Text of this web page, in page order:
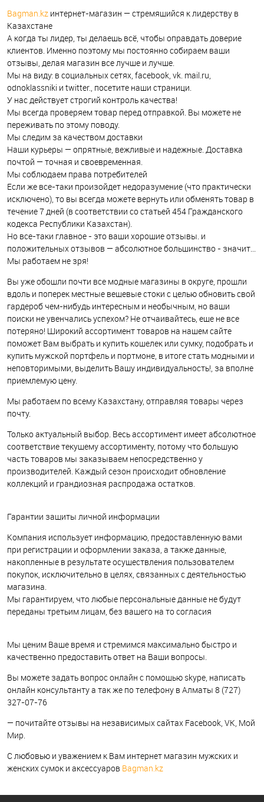
Bagman.kz интернет-магазин — стремящийся к лидерству в
Казахстане
А когда ты лидер, ты делаешь всё, чтобы оправдать доверие
клиентов. Именно поэтому мы постоянно собираем ваши
отзывы, делая магазин все лучше и лучше.
Мы на виду: в социальных сетях, facebook, vk. mail.ru,
odnoklassniki и twitter., посетите наши страници.
У нас действует строгий контроль качества!
Мы всегда проверяем товар перед отправкой. Вы можете не
переживать по этому поводу.
Мы следим за качеством доставки
Наши курьеры — опрятные, вежливые и надежные. Доставка
почтой — точная и своевременная.
Мы соблюдаем права потребителей
Если же все-таки произойдет недоразумение (что практически
исключено), то вы всегда можете вернуть или обменять товар в
течение 7 дней (в соответствии со статьей 454 Гражданского
кодекса Республики Казахстан).
Но все-таки главное - это ваши хорошие отзывы. и
положительных отзывов — абсолютное большинство - значит...
Мы работаем не зря!
Вы уже обошли почти все модные магазины в округе, прошли
вдоль и поперек местные вещевые стоки с целью обновить свой
гардероб чем-нибудь интересным и необычным, но ваши
поиски не увенчались успехом? Не отчаивайтесь, еще не все
потеряно! Широкий ассортимент товаров на нашем сайте
поможет Вам выбрать и купить кошелек или сумку, подобрать и
купить мужской портфель и портмоне, в итоге стать модными и
неповторимыми, выделить Вашу индивидуальность!, за вполне
приемлемую цену.
Мы работаем по всему Казахстану, отправляя товары через
почту.
Только актуальный выбор. Весь ассортимент имеет абсолютное
соответствие текущему ассортименту, потому что большую
часть товаров мы заказываем непосредственно у
производителей. Каждый сезон происходит обновление
коллекций и грандиозная распродажа остатков.
Гарантии защиты личной информации
Компания использует информацию, предоставленную вами
при регистрации и оформлении заказа, а также данные,
накопленные в результате осуществления пользователем
покупок, исключительно в целях, связанных с деятельностью
магазина.
Мы гарантируем, что любые персональные данные не будут
переданы третьим лицам, без вашего на то согласия
Мы ценим Ваше время и стремимся максимально быстро и
качественно предоставить ответ на Ваши вопросы.
Вы можете задать вопрос онлайн с помощью skype, написать
онлайн консультанту а так же по телефону в Алматы 8 (727)
327-07-76
— почитайте отзывы на независимых сайтах Facebook, VK, Мой
Мир.
С любовью и уважением к Вам интернет магазин мужских и
женских сумок и аксессуаров Bagman.kz